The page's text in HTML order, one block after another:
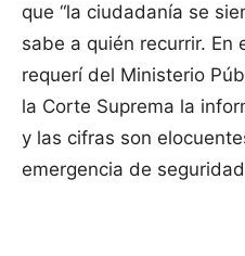
que “la ciudadanía se
sabe a quién recurrir. En
requerí del Ministerio
la Corte Suprema la
y las cifras son
emergencia de